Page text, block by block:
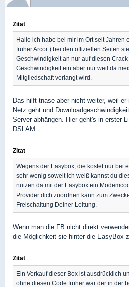
Zitat
Hallo ich habe bei mir im Ort seit Jahren
früher Arcor ) bei den offiziellen Seiten
Geschwindigkeit an nur auf diesen
Geschwindigkeit ein aber nur weil da
Mitgliedschaft verlangt wird.
Das hilft tnase aber nicht weiter, weil
Netz geht und
Server abhängen. Hier geht's in erster
DSLAM.
Zitat
Wegens der Easybox, die kostet nur bei
sehr wenig soweit ich weiß kannst du
nutzen da mit der Easybox ein
Provider dich zuordnen kann zum
Freischaltung Deiner Leitung.
Wenn man die FB nicht direkt
die Möglichkeit sie hinter die EasyBox
Zitat
Ein Verkauf dieser Box ist ausdrücklich
ohne diesen Code früher war der in der